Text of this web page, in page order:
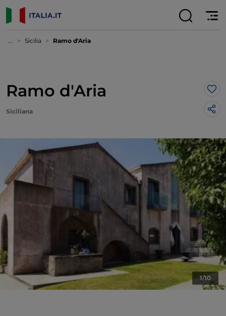
... Sicilia Ramo d'Aria
Ramo d'Aria
Siciliana
1/10